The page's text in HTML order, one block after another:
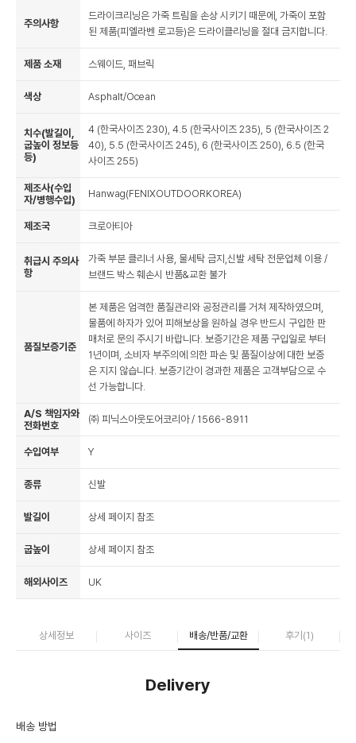
주의사항
드라이크리닝은 가죽 트림을 손상 시키기 때문에, 가죽이 포함
된 제품(피엘라벤 로고등)은 드라이클리닝을 절대 금지합니다.
제품 소재 스웨이드, 패브릭
색상 Asphalt/Ocean
치수(발길이,
굽높이 정보등
등)
4 (한국사이즈 230), 4.5 (한국사이즈 235), 5 (한국사이즈 2
40), 5.5 (한국사이즈 245), 6 (한국사이즈 250), 6.5 (한국
사이즈 255)
제조사(수입
자/병행수입)
Hanwag(FENIXOUTDOORKOREA)
제조국 크로아티아
취급시 주의사
항
가죽 부분 클리너 사용, 물세탁 금지,신발 세탁 전문업체 이용 /
브랜드 박스 훼손시 반품&교환 불가
품질보증기준
본 제품은 엄격한 품질관리와 공정관리를 거쳐 제작하였으며,
물품에 하자가 있어 피해보상을 원하실 경우 반드시 구입한 판
매처로 문의 주시기 바랍니다. 보증기간은 제품 구입일로 부터
1년이며, 소비자 부주의에 의한 파손 및 품질이상에 대한 보증
은 지지 않습니다. 보증기간이 경과한 제품은 고객부담으로 수
선 가능합니다.
A/S 책임자와
전화번호
㈜ 피닉스아웃도어코리아 / 1566-8911
수입여부 Y
종류 신발
발길이 상세 페이지 참조
굽높이 상세 페이지 참조
해외사이즈 UK
상세정보 사이즈 배송/반품/교환 후기(1)
Delivery
배송 방법